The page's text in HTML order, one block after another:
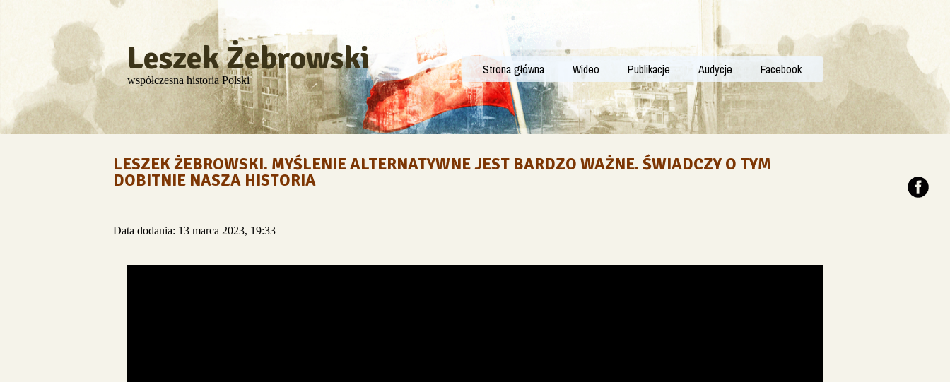
Leszek Żebrowski
współczesna historia Polski
Strona główna Wideo Publikacje Audycje Facebook
LESZEK ŻEBROWSKI. MYŚLENIE ALTERNATYWNE JEST BARDZO WAŻNE. ŚWIADCZY O TYM
DOBITNIE NASZA HISTORIA
Data dodania: 13 marca 2023, 19:33